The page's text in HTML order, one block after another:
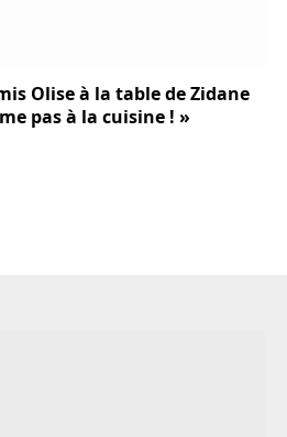
Olise à la table de Zidane
pas à la cuisine ! »